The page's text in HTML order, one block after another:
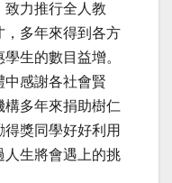
致力推行全人教
，多年來得到各方
生的數目益增。
中感謝各社會賢
多年來捐助樹仁
獎同學好好利用
人生將會遇上的挑